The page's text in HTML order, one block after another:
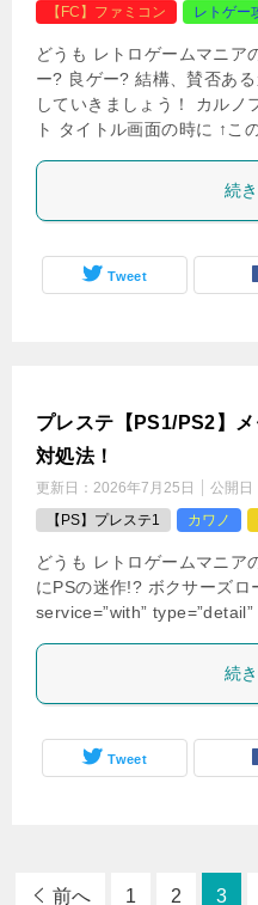
ら！ 誰でも簡単にネットで
部のレトロゲームたちがド
ね… […]
ファミコン【カルノフ】
（KARNOV）
どうも レトロゲームマニア
ー? 良ゲー? 結構、賛否あ
続